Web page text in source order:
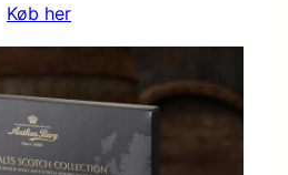
Køb her